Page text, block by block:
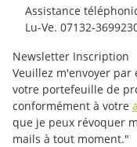
Assistance
Lu-Ve. 07132-
Newsletter Inscription
Veuillez m'envoyer
votre portefeuille de
conformément à votre
que je peux révoquer
mails à tout moment."